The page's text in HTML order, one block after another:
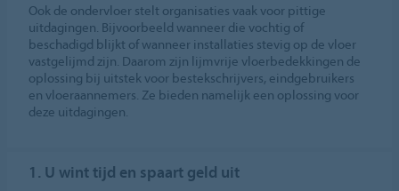
Ook de ondervloer stelt organisaties vaak voor pittige
uitdagingen. Bijvoorbeeld wanneer die vochtig of
beschadigd blijkt of wanneer installaties stevig op de vloer
vastgelijmd zijn. Daarom zijn lijmvrije vloerbedekkingen de
oplossing bij uitstek voor bestekschrijvers, eindgebruikers
en vloeraannemers. Ze bieden namelijk een oplossing voor
deze uitdagingen.
1. U wint tijd en spaart geld uit